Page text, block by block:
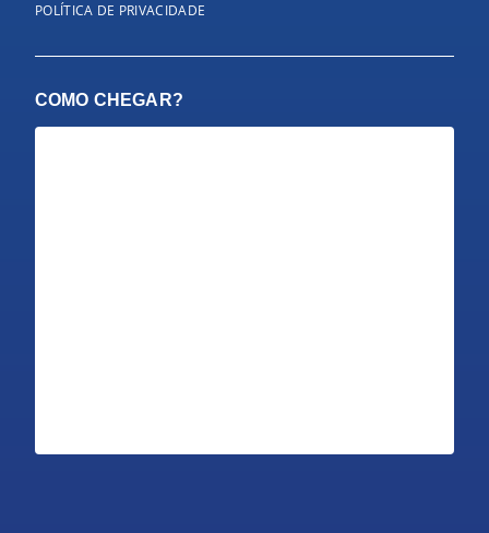
POLÍTICA DE PRIVACIDADE
COMO CHEGAR?